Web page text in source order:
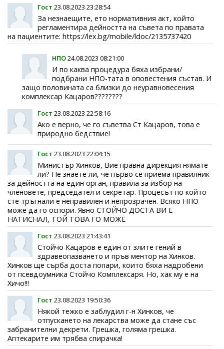
Гост 23.08.2023 23:28:54
За незнаещите, ето нормативния акт, който
регламентира дейността на съвета по правата
на пациентите: https://lex.bg/mobile/ldoc/2135737420
НПО24.08.2023 08:21:00
И по каква процедура бяха избрани/
подбрани НПО-тата в оповестения състав. И
защо половината са близки до неуравновесения
комплексар Кацаров????????
Гост 23.08.2023 22:58:16
Ако е верно, че го съветва Ст Кацаров, това е
природно бедствие!
Гост 23.08.2023 22:04:15
Министър Хинков, Вие правна дирекция нямате
ли? Не знаете ли, че първо се приема правилник
за дейността на един орган, правила за избор на
членовете, председател и секретар. Процесът по който
сте тръгнали е неправилен и непрозрачен. Всяко НПО
може да го оспори. Явно СТОЙЧО ДОСТА ВИ Е
НАТИСНАЛ, ТОЙ ТОВА ГО МОЖЕ
Гост 23.08.2023 21:43:41
Стойчо Кацаров е един от злите гений в
здравеопазването и пръв ментор на Хинков.
Хинков ще сърба доста попари, които бяха надробени
от псевдоумника Стойчо Комплексаря. Но, хак му е на
Хичо!!!
Гост 23.08.2023 19:50:36
Някой тежко е заблудил г-н Хинков, че
отпускането на лекарства може да стане със
забранителни декрети. Грешка, голяма грешка.
Аптекарите им трябва спирачка!